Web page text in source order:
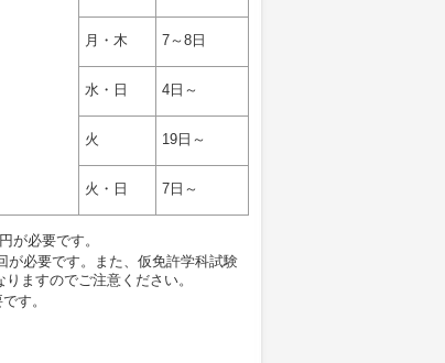
月・木 7～8日
水・日 4日～
火 19日～
火・日 7日～
が必要です。
必要です。また、仮免許学科試験
ますのでご注意ください。
す。